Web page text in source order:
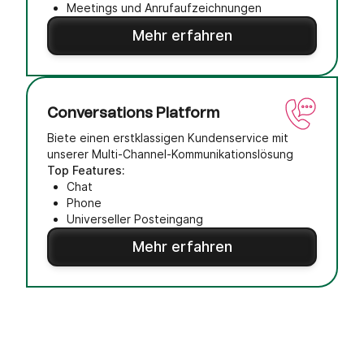
Meetings und Anrufaufzeichnungen
Mehr erfahren
Conversations Platform
Biete einen erstklassigen Kundenservice mit
unserer Multi-Channel-Kommunikationslösung
Top Features:
Chat
Phone
Universeller Posteingang
Mehr erfahren